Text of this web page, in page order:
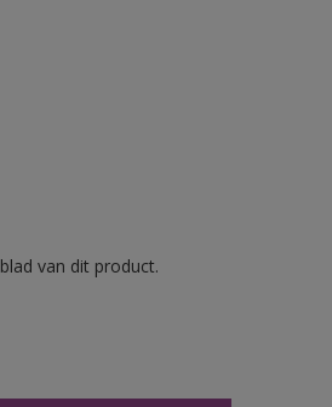
van dit product.